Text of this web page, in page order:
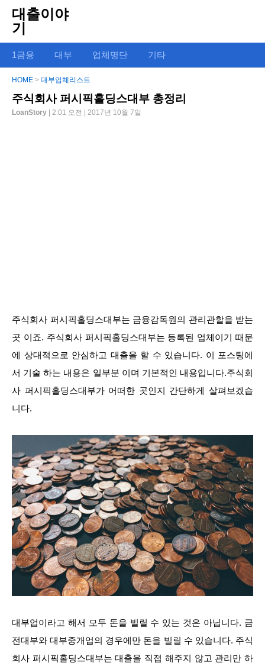
대출이야
기
1금융 대부 업체명단 기타
HOME > 대부업체리스트
주식회사 퍼시픽홀딩스대부 총정리
LoanStory | 2:01 오전 | 2017년 10월 7일
주식회사 퍼시픽홀딩스대부는 금융감독원의 관리관할을 받는
곳 이죠. 주식회사 퍼시픽홀딩스대부는 등록된 업체이기 때문
에 상대적으로 안심하고 대출을 할 수 있습니다. 이 포스팅에
서 기술 하는 내용은 일부분 이며 기본적인 내용입니다.주식회
사 퍼시픽홀딩스대부가 어떠한 곳인지 간단하게 살펴보겠습
니다.
대부업이라고 해서 모두 돈을 빌릴 수 있는 것은 아닙니다. 금
전대부와 대부중개업의 경우에만 돈을 빌릴 수 있습니다. 주식
회사 퍼시픽홀딩스대부는 대출을 직접 해주지 않고 관리만 하